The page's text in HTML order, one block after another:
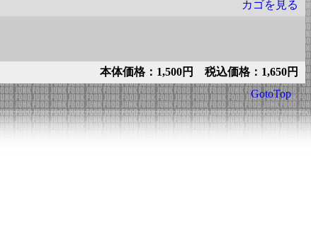
カゴを見る
本体価格：1,500円 税込価格：1,650円
GotoTop